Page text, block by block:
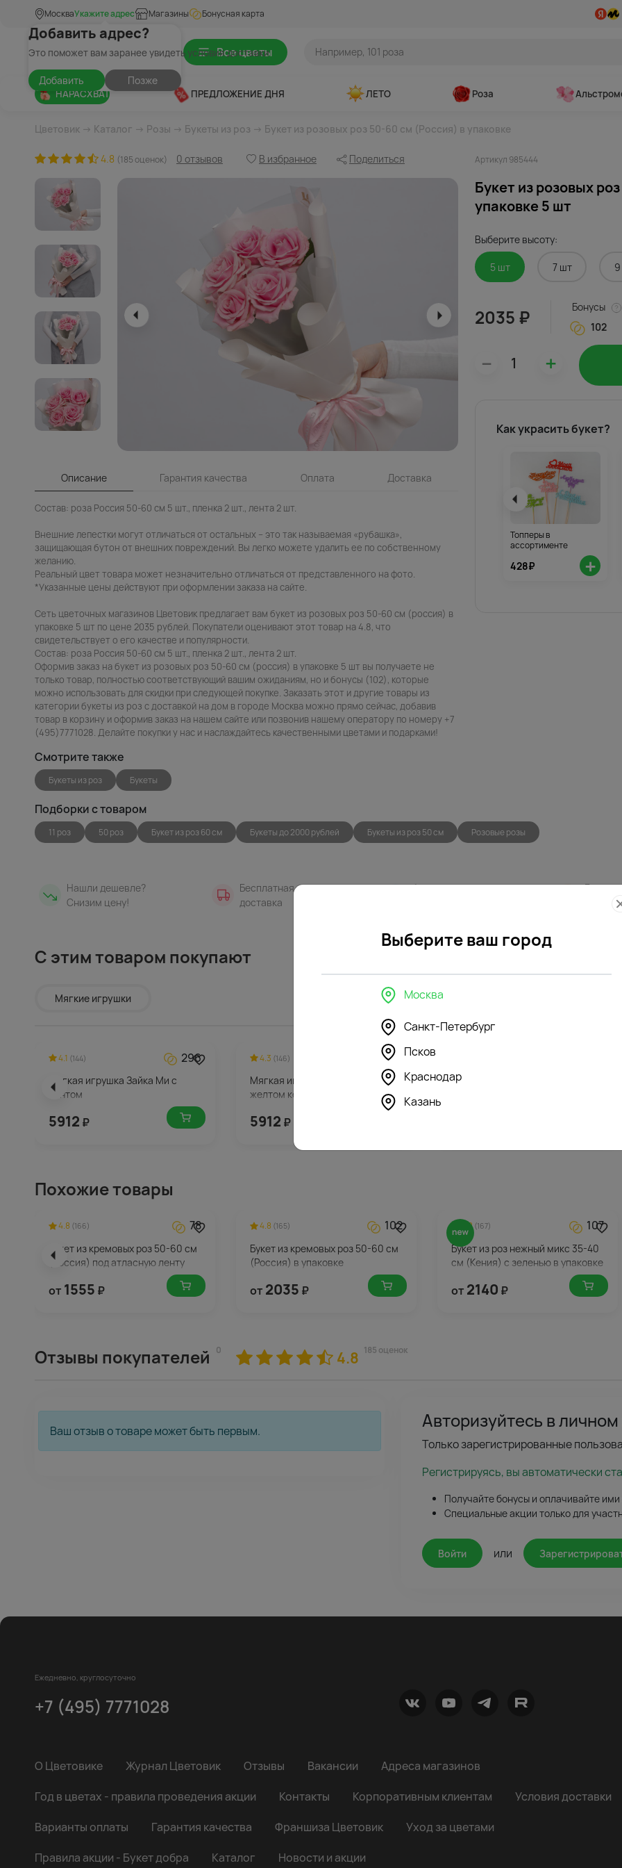
МоскваУкажите адрес
Добавить адрес?
Это поможет вам заранее увидеть условия доставки
Добавить Позже
Магазины Бонусная карта
Все цветы
НАРАСХВАТ ПРЕДЛОЖЕНИЕ ДНЯ ЛЕТО Роза
Цветовик → Каталог → Розы → Букеты из роз → Букет из розовых роз 50-60 см (Россия) в упаковке
4.8 (185 оценок) 0 отзывов В избранное Поделиться Артикул 985444
Описание Гарантия качества Оплата Доставка
Состав: роза Россия 50-60 см 5 шт., пленка 2 шт., лента 2 шт.
Внешние лепестки могут отличаться от остальных – это так называемая «рубашка»,
защищающая бутон от внешних повреждений. Вы легко можете удалить ее по собственному
желанию.
Реальный цвет товара может незначительно отличаться от представленного на фото.
*Указанные цены действуют при оформлении заказа на сайте.
Сеть цветочных магазинов Цветовик предлагает вам букет из розовых роз 50-60 см (россия) в
упаковке 5 шт по цене 2035 рублей. Покупатели оценивают этот товар на 4.8, что
свидетельствует о его качестве и популярности.
Состав: роза Россия 50-60 см 5 шт., пленка 2 шт., лента 2 шт.
Оформив заказ на букет из розовых роз 50-60 см (россия) в упаковке 5 шт вы получаете не
только товар, полностью соответствующий вашим ожиданиям, но и бонусы (102), которые
можно использовать для скидки при следующей покупке. Заказать этот и другие товары из
категории букеты из роз с доставкой на дом в городе Москва можно прямо сейчас, добавив
товар в корзину и оформив заказ на нашем сайте или позвонив нашему оператору по номеру +7
(495)7771028. Делайте покупки у нас и наслаждайтесь качественными цветами и подарками!
Букет из розовых
упаковке 5 шт
Выберите высоту:
5 шт 7 шт
2035 ₽
Бонусы
102
– +
Как украсить букет?
Топперы в
ассортименте
428₽ +
Смотрите также
Букеты из роз Букеты
Подборки с товаром
11 роз 50 роз Букет из роз 60 см Букеты до 2000 рублей Букеты из роз 50 см Розовые розы
Нашли дешевле?
Снизим цену!
Бесплатная
доставка
Фото
С этим товаром покупают
Мягкие игрушки
4.1 (144) 296
Мягкая игрушка Зайка Ми с
бантом
5912 ₽
4.3 (146) 296
Мягкая игрушка Зайка Ми в
желтом комбинезоне
5912 ₽
Мягкая игрушка Бегемотик
Похожие товары
4.8 (166) 78
Букет из кремовых роз 50-60 см
(Россия) под атласную ленту
от 1555 ₽
4.8 (165) 102
Букет из кремовых роз 50-60 см
(Россия) в упаковке
от 2035 ₽
4.8(167) 107
Букет из роз нежный микс 35-40
см (Кения) с зеленью в упаковке
от 2140 ₽
Отзывы покупателей 0 4.8 185 оценок
Ваш отзыв о товаре может быть первым. Авторизуйтесь в
Только зарегистрированные
Регистрируясь, вы автоматически
Получайте бонусы и оплачивайте ими
Специальные акции только для
Войти или
Ежедневно, круглосуточно
+7 (495) 7771028
О Цветовике Журнал Цветовик Отзывы Вакансии
Адреса магазинов
Год в цветах - правила проведения акции
Контакты Корпоративным клиентам
Условия доставки
Варианты оплаты
Гарантия качества Франшиза Цветовик
Уход за цветами
Правила акции - Букет добра
Каталог Новости и акции
Выберите ваш город
Москва
Санкт-Петербург
Псков
Краснодар
Казань